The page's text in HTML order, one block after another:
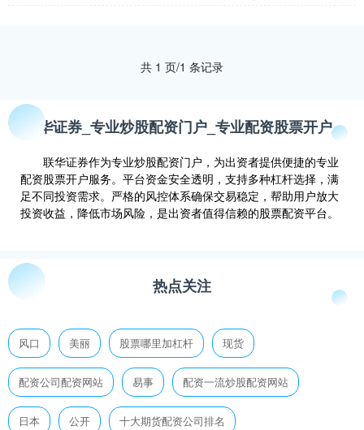
共 1 页/1 条记录
联华证券_专业炒股配资门户_专业配资股票开户
联华证券作为专业炒股配资门户，为出资者提供便捷的专业
配资股票开户服务。平台资金安全透明，支持多种杠杆选择，满
足不同投资需求。严格的风控体系确保交易稳定，帮助用户放大
投资收益，降低市场风险，是出资者值得信赖的股票配资平台。
热点关注
风口 美丽 股票哪里加杠杆 现货
配资公司配资网站 易事 配资一流炒股配资网站
日本 公开 十大期货配资公司排名